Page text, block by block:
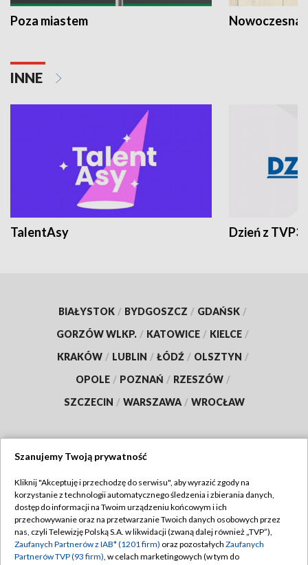
Poza miastem Nowoczesna
INNE
TalentAsy Dzień z TVP3
BIAŁYSTOK / BYDGOSZCZ / GDAŃSK /
GORZÓW WLKP. / KATOWICE / KIELCE /
KRAKÓW / LUBLIN / ŁÓDŹ / OLSZTYN /
OPOLE / POZNAŃ / RZESZÓW /
SZCZECIN / WARSZAWA / WROCŁAW
TVP
Abonament TVP
Emisja w TVP
Regulamin TVP
Polityka prywatności
Szanujemy Twoją prywatność
Kliknij "Akceptuję i przechodzę do serwisu", aby wyrazić zgody na
korzystanie z technologii automatycznego śledzenia i zbierania danych,
dostęp do informacji na Twoim urządzeniu końcowym i ich
przechowywanie oraz na przetwarzanie Twoich danych osobowych przez
nas, czyli Telewizję Polską S.A. w likwidacji (zwaną dalej również „TVP”),
Zaufanych Partnerów z IAB* (1201 firm) oraz pozostałych Zaufanych
Partnerów TVP (93 firm), w celach marketingowych (w tym do